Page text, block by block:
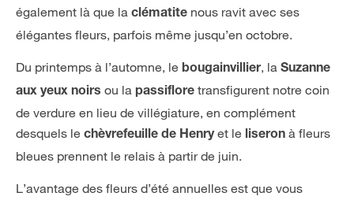
également là que la clématite nous ravit avec ses
élégantes fleurs, parfois même jusqu’en octobre.
Du printemps à l’automne, le bougainvillier, la Suzanne
aux yeux noirs ou la passiflore transfigurent notre coin
de verdure en lieu de villégiature, en complément
desquels le chèvrefeuille de Henryet le liseron à fleurs
bleues prennent le relais à partir de juin.
L’avantage des fleurs d’été annuelles est que vous